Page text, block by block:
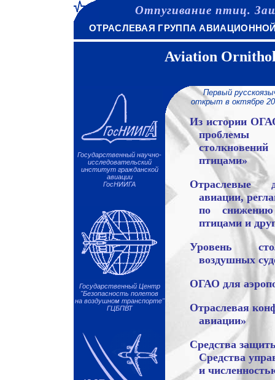
Отпугивание птиц.
ОТРАСЛЕВАЯ ГРУППА
Aviation
Государственный научно-
исследовательский
институт гражданской
авиации
ГосНИИГА
Государственный Центр
"Безопасность полетов
на воздушном транспорте"
ГЦБПВТ
Первый
открыт в октябре
Из истории
проблемы
птицами»
Отраслевые
авиации,
по снижению
птицами и
Уровень
воздушных
ОГАО для
Отраслевая
авиации»
Средства
Средства
и